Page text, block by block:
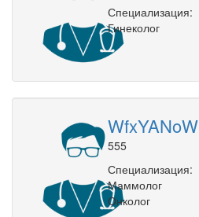
Специализация:
Гинеколог
WfxYANoW
555
Специализация:
Маммолог
Онколог